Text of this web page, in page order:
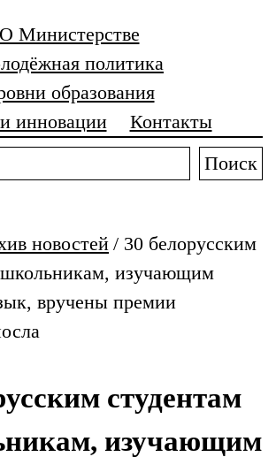
О Министерстве
политика
образования
инновации
Контакты
Поиск
новостей / 30 белорусским
школьникам, изучающим
вручены премии
студентам
изучающим